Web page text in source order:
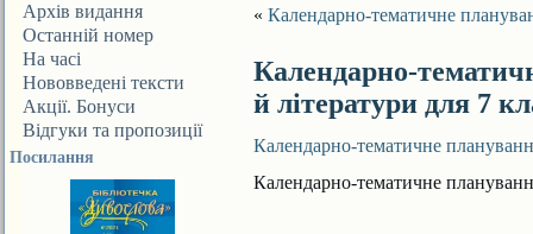
ДИВОСЛОВА
Архів видання
Останній номер
На часі
Нововведені тексти
Акції. Бонуси
Відгуки та пропозиції
Посилання
« Календарно-тематичне
Календарно-
й літератури для 7
Календарно-тематичне
Календарно-тематичне